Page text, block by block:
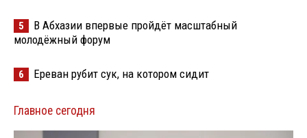
5
В Абхазии впервые пройдёт масштабный
молодёжный форум
6 Ереван рубит сук, на котором сидит
Главное сегодня